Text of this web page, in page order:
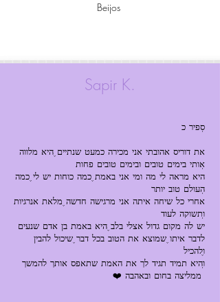
Beijos
Sapir K.
את דוריס אהובתי אני מכירה כמעט שנתיים, היא מלווה
היא מראה לי מה ומי אני באמת, כמה כוחות יש לי, כמה
אחרי כל שיחה איתה אני מרגישה חדשה, מלאת אנרגיות
יש לה מקום גדול אצלי בלב, היא באמת בן אדם שנעים
לדבר איתו, שמוצא את הטוב בכל דבר, שיכול להבין